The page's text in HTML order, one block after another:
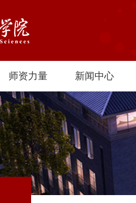
师资力量 新闻中心